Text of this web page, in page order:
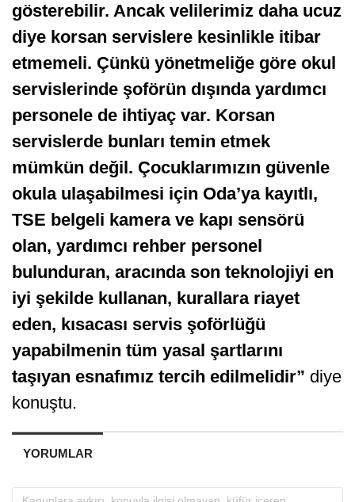
gösterebilir. Ancak velilerimiz daha ucuz
diye korsan servislere kesinlikle itibar
etmemeli. Çünkü yönetmeliğe göre okul
servislerinde şoförün dışında yardımcı
personele de ihtiyaç var. Korsan
servislerde bunları temin etmek
mümkün değil. Çocuklarımızın güvenle
okula ulaşabilmesi için Oda’ya kayıtlı,
TSE belgeli kamera ve kapı sensörü
olan, yardımcı rehber personel
bulunduran, aracında son teknolojiyi en
iyi şekilde kullanan, kurallara riayet
eden, kısacası servis şoförlüğü
yapabilmenin tüm yasal şartlarını
taşıyan esnafımız tercih edilmelidir” diye
konuştu.
YORUMLAR